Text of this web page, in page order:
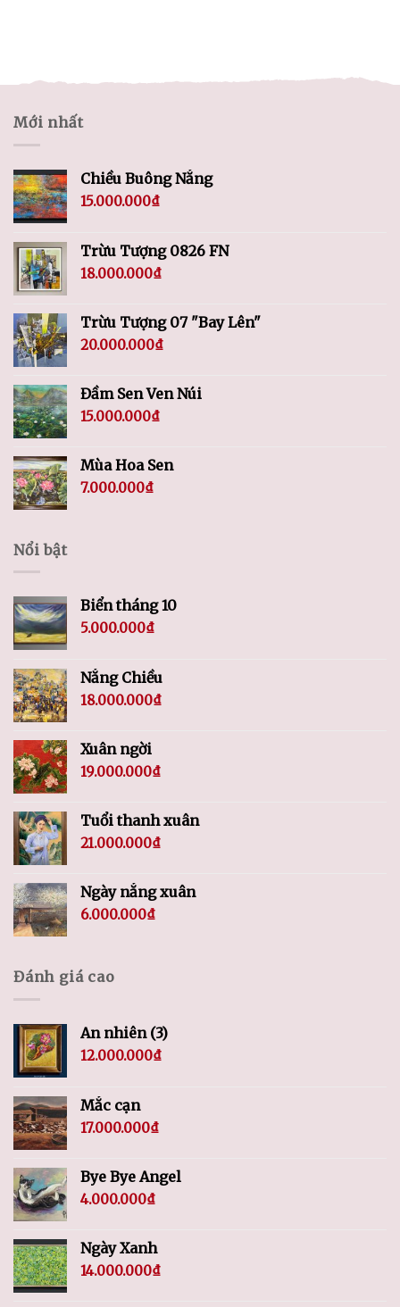
Mới nhất
Chiều Buông Nắng
15.000.000₫
Trừu Tượng 0826 FN
18.000.000₫
Trừu Tượng 07 "Bay Lên"
20.000.000₫
Đầm Sen Ven Núi
15.000.000₫
Mùa Hoa Sen
7.000.000₫
Nổi bật
Biển tháng 10
5.000.000₫
Nắng Chiều
18.000.000₫
Xuân ngời
19.000.000₫
Tuổi thanh xuân
21.000.000₫
Ngày nắng xuân
6.000.000₫
Đánh giá cao
An nhiên (3)
12.000.000₫
Mắc cạn
17.000.000₫
Bye Bye Angel
4.000.000₫
Ngày Xanh
14.000.000₫